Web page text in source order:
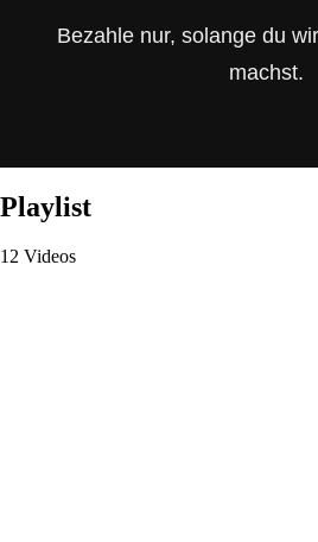
Bezahle nur, solange du
machst.
Playlist
12 Videos